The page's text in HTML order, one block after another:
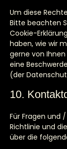
Um diese
Bitte beachten
Cookie-
haben, wie wir
gerne von
eine
(der
10.
Für Fragen und
Richtlinie und
über die